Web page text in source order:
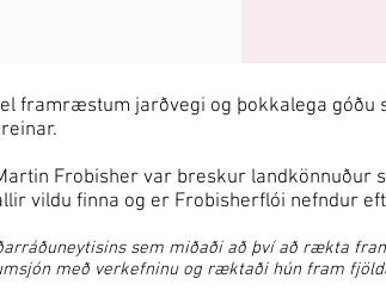
framræstum jarðvegi og þokkalega
Frobisher var breskur landkönnuður
vildu finna og er Frobisherflói nefndur
sem miðaði að því að rækta
með verkefninu og ræktaði hún fram